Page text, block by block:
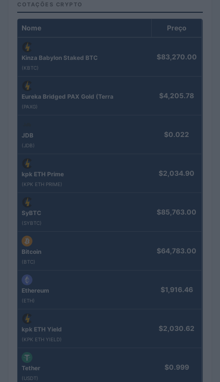
COTAÇÕES CRYPTO
Nome Preço
Kinza Babylon Staked BTC
(KBTC)
$83,270.00
Eureka Bridged PAX Gold (Terra
(PAXG)
$4,205.78
JDB
(JDB)
$0.022
kpk ETH Prime
(KPK ETH PRIME)
$2,034.90
SyBTC
(SYBTC)
$85,763.00
Bitcoin
(BTC)
$64,783.00
Ethereum
(ETH)
$1,916.46
kpk ETH Yield
(KPK ETH YIELD)
$2,030.62
Tether
(USDT)
$0.999